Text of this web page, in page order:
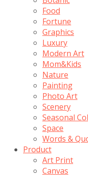
Food
Fortune
Graphics
Luxury
Modern Art
Mom&Kids
Nature
Painting
Photo Art
Scenery
Seasonal
Space
Words &
Product
Art Print
Canvas